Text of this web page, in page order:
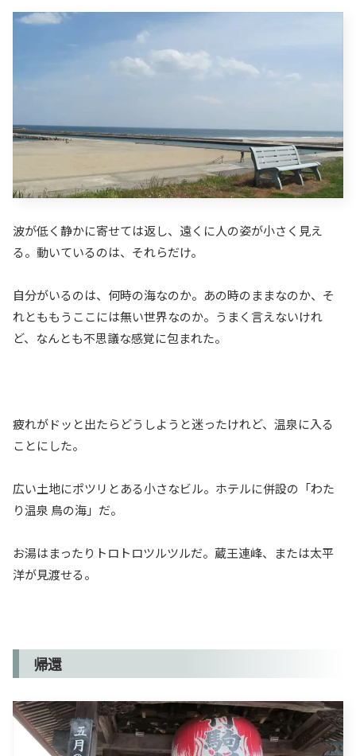
波が低く静かに寄せては返し、遠くに人の姿が小さく見え
る。動いているのは、それらだけ。
自分がいるのは、何時の海なのか。あの時のままなのか、そ
れとももうここには無い世界なのか。うまく言えないけれ
ど、なんとも不思議な感覚に包まれた。
疲れがドッと出たらどうしようと迷ったけれど、温泉に入る
ことにした。
広い土地にポツリとある小さなビル。ホテルに併設の「わた
り温泉 鳥の海」だ。
お湯はまったりトロトロツルツルだ。蔵王連峰、または太平
洋が見渡せる。
帰還